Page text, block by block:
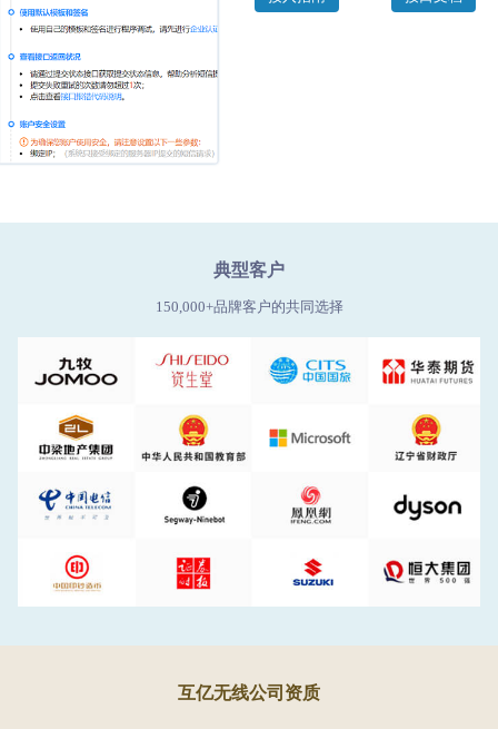
典型客户
150,000+品牌客户的共同选择
互亿无线公司资质